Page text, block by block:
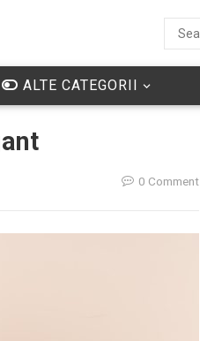
ALTE CATEGORII
0 Comment